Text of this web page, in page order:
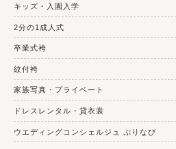
キッズ・入園入学
2分の1成人式
卒業式袴
紋付袴
家族写真・プライベート
ドレスレンタル・貸衣裳
ウエディングコンシェルジュ ぷりなび